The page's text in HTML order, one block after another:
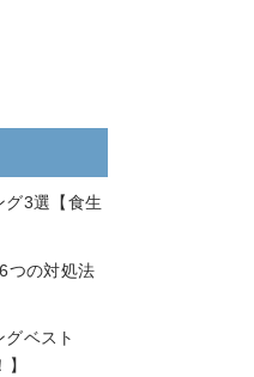
グ3選【食生
つの対処法
グベスト